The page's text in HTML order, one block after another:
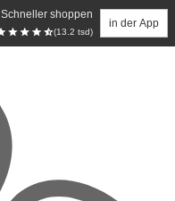
Schneller shoppen
(13.2 tsd)
in der App